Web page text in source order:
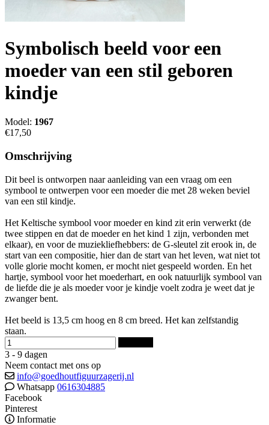
Symbolisch beeld voor een
moeder van een stil geboren
kindje
Model: 1967
€17,50
Omschrijving
Dit beel is ontworpen naar aanleiding van een vraag om een
symbool te ontwerpen voor een moeder die met 28 weken beviel
van een stil kindje.
Het Keltische symbool voor moeder en kind zit erin verwerkt (de
twee stippen en dat de moeder en het kind 1 zijn, verbonden met
elkaar), en voor de muziekliefhebbers: de G-sleutel zit erook in, de
start van een compositie, hier dan de start van het leven, wat niet tot
volle glorie mocht komen, er mocht niet gespeeld worden. En het
hartje, symbool voor het moederhart, en ook natuurlijk symbool van
de liefde die je als moeder voor je kindje voelt zodra je weet dat je
zwanger bent.
Het beeld is 13,5 cm hoog en 8 cm breed. Het kan zelfstandig
staan.
3 - 9 dagen
Neem contact met ons op
info@goedhoutfiguurzagerij.nl
Whatsapp 0616304885
Facebook
Pinterest
Informatie